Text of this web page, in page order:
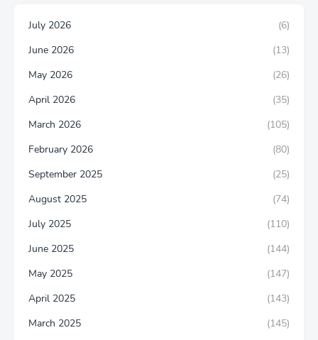
July 2026
(6)
June 2026
(13)
May 2026
(26)
April 2026
(35)
March 2026
(105)
February 2026
(80)
September 2025
(25)
August 2025
(74)
July 2025
(110)
June 2025
(144)
May 2025
(147)
April 2025
(143)
March 2025
(145)